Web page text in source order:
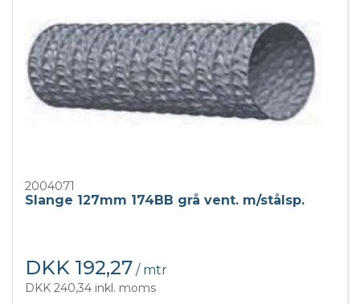
2004071
Slange 127mm 174BB grå vent. m/stålsp.
DKK 192,27 / mtr
DKK 240,34 inkl. moms